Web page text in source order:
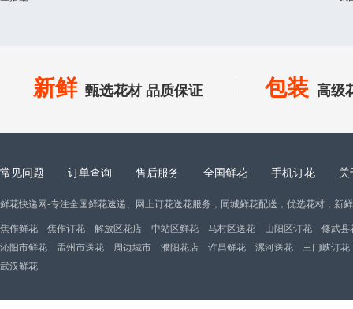
新鲜 甄选花材 品质保证 包装 高级
常见问题 订单查询 售后服务 全国鲜花 手机订花 关
鲜花快递网-专注全国鲜花速递、网上订花送花服务，同城鲜花配送，优选花材，新
焦作鲜花 焦作订花 解放区花店 中站区鲜花 马村区送花 山阳区订花
修武县
沁阳市鲜花
孟州市送花 周边城市 濮阳花店 许昌鲜花 漯河送花
三门峡订花
武汉鲜花